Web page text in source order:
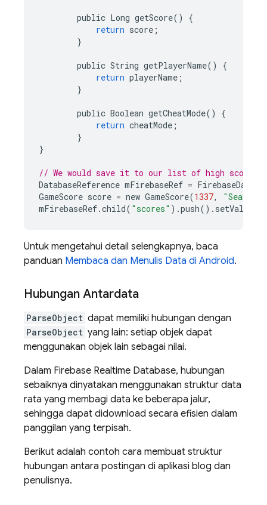
public Long getScore()
{
return score ;
}
public String getPlayerName()
{
return playerName ;
}
public Boolean getCheatMode()
{
return cheatMode ;
}
}
// We would save it to our list of high scores
DatabaseReference mFirebaseRef =
GameScore score = new GameScore(1337,
"Sean
mFirebaseRef.child( "scores" ).push(). setValue
Untuk mengetahui detail selengkapnya, baca
panduan Membaca dan Menulis Data di Android.
Hubungan Antardata
ParseObject dapat memiliki hubungan dengan
ParseObject yang lain: setiap objek dapat
menggunakan objek lain sebagai nilai.
Dalam Firebase Realtime Database, hubungan
sebaiknya dinyatakan menggunakan struktur data
rata yang membagi data ke beberapa jalur,
sehingga dapat didownload secara efisien dalam
panggilan yang terpisah.
Berikut adalah contoh cara membuat struktur
hubungan antara postingan di aplikasi blog dan
penulisnya.